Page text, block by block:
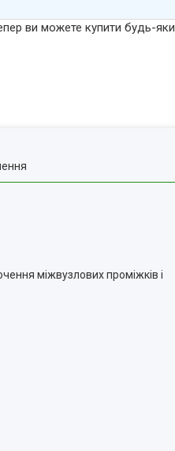
ви можете купити будь-
міжвузлових проміжків і